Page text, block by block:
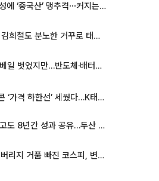
맥북 품은 삼성에 ‘중국산’ 맹추격⋯커지는 노트북 OLED 시장
서경덕 교수, 김희철도 분노한 거꾸로 태극기⋯"엉터리는 아냐, 아쉬울 뿐"
‘한국판 IRA’ 베일 벗었지만…반도체·배터리 업계 “시행령이 관건”
美 폴리실리콘 ‘가격 하한선’ 세웠다…K태양광 수혜 기대
SK실트론 팔고도 8년간 성과 공유…두산 인수대금 2.3조가 끝 아냐
블룸버그 “레버리지 거품 빠진 코스피, 변동성 최악 국면 지났을 가능성”